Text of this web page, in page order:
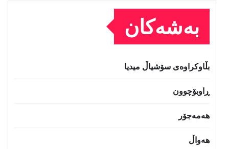
بەشەکان
بڵاوکراوەی سۆشیاڵ میدیا
ڕاوبۆچوون
هەمەجۆر
هەواڵ